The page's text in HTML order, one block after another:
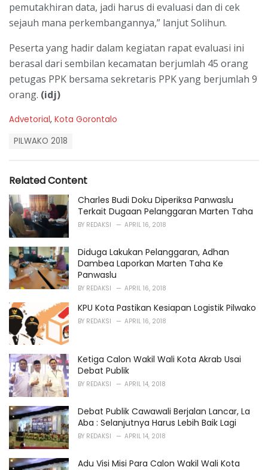
pemutakhiran data, jadi harus di evaluasi dan di cek
sejauh mana perkembangannya,” lanjut Solihun.
Peserta yang hadir dalam kegiatan rapat evaluasi ini
berasal dari sembilan kecamatan berjumlah 45 orang
petugas PPK bersama sekretaris PPK yang berjumlah 9
orang. (idj)
C
r
i
e
s
:
Advetorial, Kota Gorontalo
:
PILWAKO 2018
Related Content
Charles Budi Doku Diperiksa Panwaslu
Terkait Dugaan Pelanggaran Marten Taha
BY REDAKSI APRIL 16, 2018
Diduga Lakukan Pelanggaran, Adhan
Dambea Laporkan Marten Taha Ke
Panwaslu
BY REDAKSI APRIL 16, 2018
KPU Kota Pastikan Kesiapan Logistik Pilwako
BY REDAKSI APRIL 16, 2018
Ketiga Calon Wakil Wali Kota Akrab Usai
Debat Publik
BY REDAKSI APRIL 14, 2018
Debat Publik Cawawali Berjalan Lancar, La
Aba : Selanjutnya Harus Lebih Baik Lagi
BY REDAKSI APRIL 14, 2018
Adu Visi Misi Para Calon Wakil Wali Kota